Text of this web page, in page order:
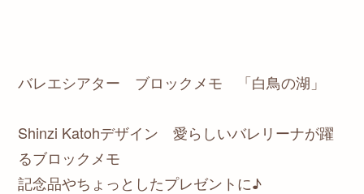
バレエシアター ブロックメモ 「白鳥の湖」
Shinzi Katohデザイン 愛らしいバレリーナが躍
るブロックメモ
記念品やちょっとしたプレゼントに♪